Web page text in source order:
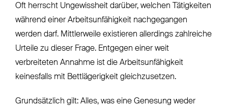
Oft herrscht Ungewissheit darüber, welchen Tätigkeiten
während einer Arbeitsunfähigkeit nachgegangen
werden darf. Mittlerweile existieren allerdings zahlreiche
Urteile zu dieser Frage. Entgegen einer weit
verbreiteten Annahme ist die Arbeitsunfähigkeit
keinesfalls mit Bettlägerigkeit gleichzusetzen.
Grundsätzlich gilt: Alles, was eine Genesung weder